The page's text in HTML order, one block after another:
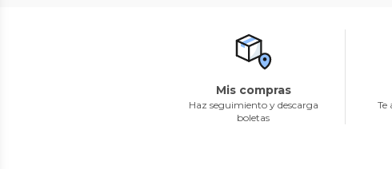
Mis compras
Haz seguimiento y descarga
boletas
Te